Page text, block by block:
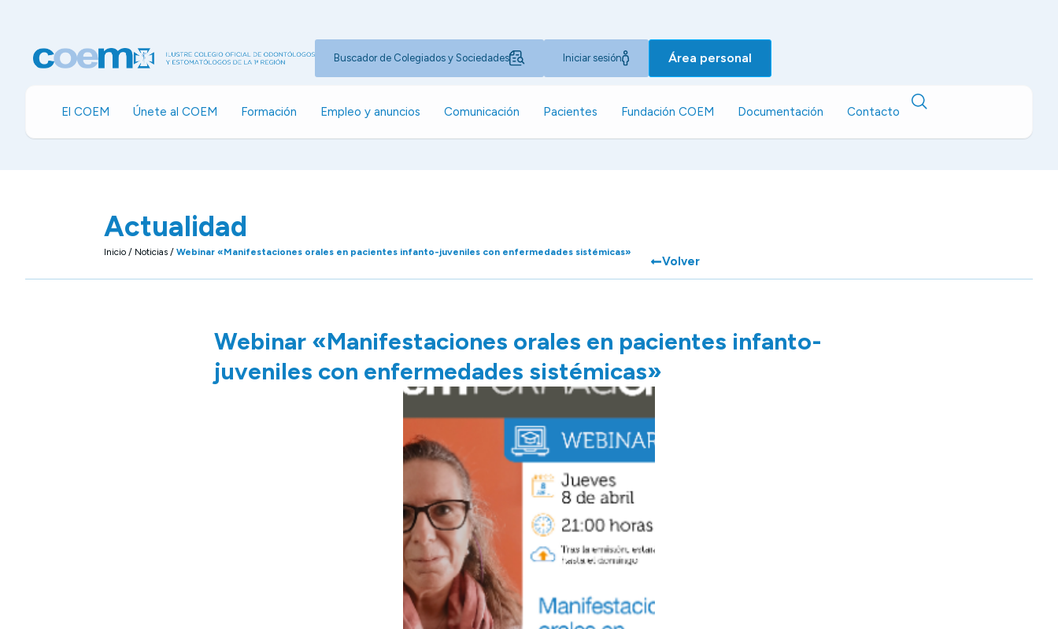
Buscador de Colegiados y Sociedades Iniciar sesión Área personal
El COEM Únete al COEM Formación Empleo y anuncios Comunicación Pacientes Fundación COEM Documentación Contacto
Actualidad
Inicio / Noticias / Webinar «Manifestaciones orales en pacientes infanto-juveniles con enfermedades sistémicas»
Volver
Webinar «Manifestaciones orales en pacientes infanto-
juveniles con enfermedades sistémicas»